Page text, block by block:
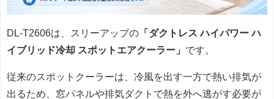
DL-T2606は、スリーアップの 「ダクトレス ハイパワー ハ
イブリッド冷却 スポットエアクーラー」 です。
従来のスポットクーラーは、冷風を出す一方で熱い排気が
出るため、窓パネルや排気ダクトで熱を外へ逃がす必要が